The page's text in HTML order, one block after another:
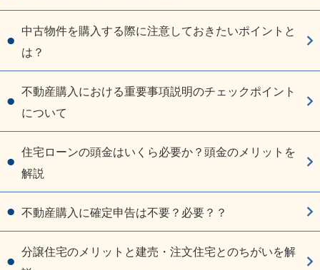
中古物件を購入する際に注意しておきたいポイントと
は？
不動産購入における重要事項説明のチェックポイント
について
住宅ローンの頭金はいくら必要か？頭金のメリットを
解説
不動産購入に確定申告は不要？必要？？
分譲住宅のメリットと建売・注文住宅とのちがいを解